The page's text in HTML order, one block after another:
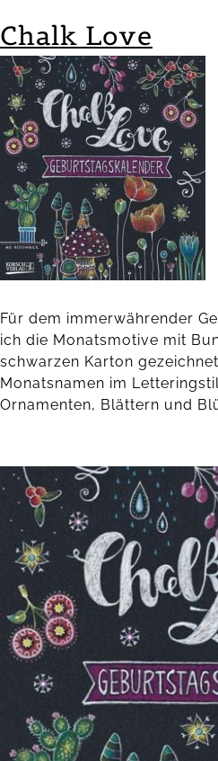
Chalk Love
Für dem immerwährender
ich die Monatsmotive mit
schwarzen Karton
Monatsnamen im
Ornamenten, Blättern und